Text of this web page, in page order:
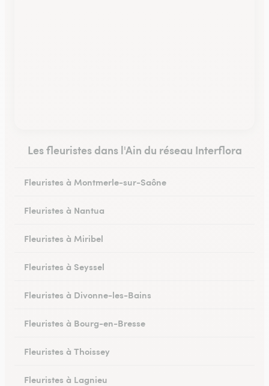
Les fleuristes dans l'Ain du réseau Interflora
Fleuristes à Montmerle-sur-Saône
Fleuristes à Nantua
Fleuristes à Miribel
Fleuristes à Seyssel
Fleuristes à Divonne-les-Bains
Fleuristes à Bourg-en-Bresse
Fleuristes à Thoissey
Fleuristes à Lagnieu